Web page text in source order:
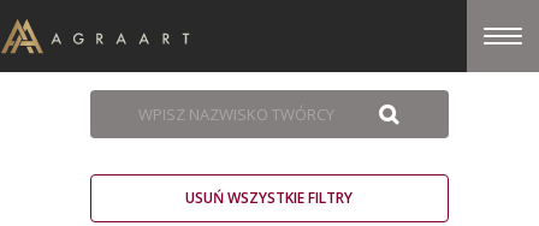
USUŃ WSZYSTKIE FILTRY